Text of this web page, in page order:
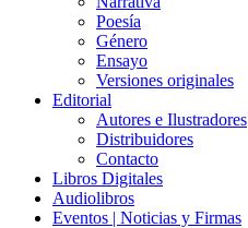
Poesía
Género
Ensayo
Versiones originales
Editorial
Autores e Ilustradores
Distribuidores
Contacto
Libros Digitales
Audiolibros
Eventos | Noticias y Firmas